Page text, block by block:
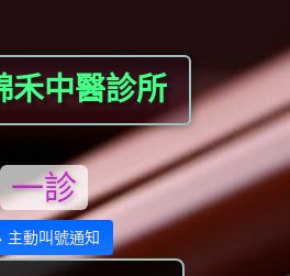
禾中醫診所
一診
主動叫號通知